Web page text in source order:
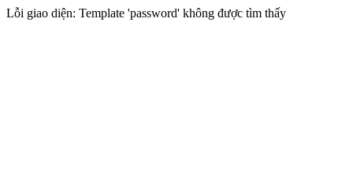
Lỗi giao diện: Template 'password' không được tìm thấy